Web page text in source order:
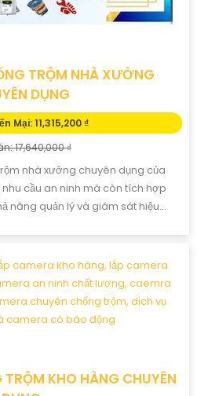
TRỘM NHÀ XƯỞNG
DỤNG
Mại: 11,315,200 ₫
17,640,000 ₫
nhà xưởng chuyên dụng của
cầu an ninh mà còn tích hợp
năng quản lý và giám sát hiệu...
KHO HÀNG CHUYÊN